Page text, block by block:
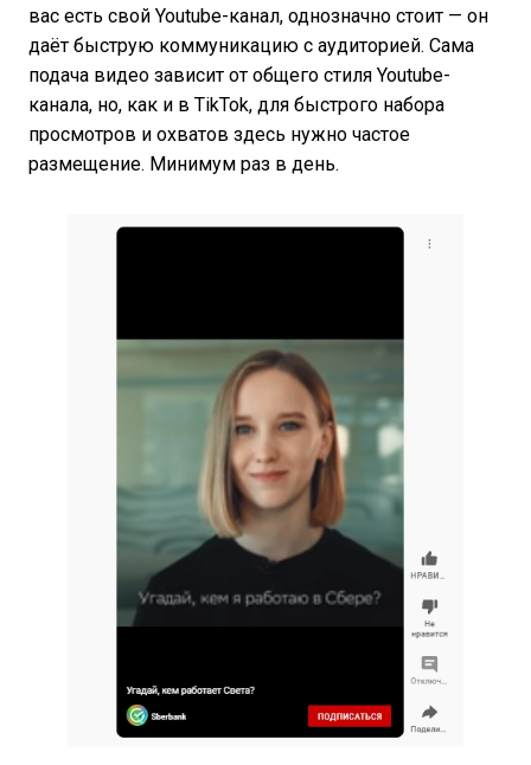
вас есть свой Youtube-канал, однозначно стоит — он
даёт быструю коммуникацию с аудиторией. Сама
подача видео зависит от общего стиля Youtube-
канала, но, как и в TikTok, для быстрого набора
просмотров и охватов здесь нужно частое
размещение. Минимум раз в день.